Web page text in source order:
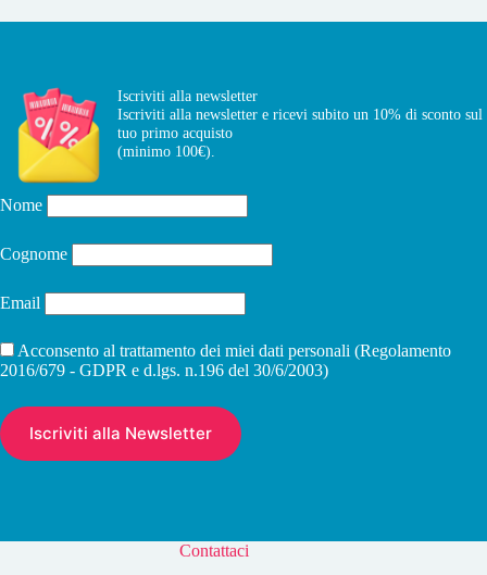
Iscriviti alla newsletter
Iscriviti alla newsletter e ricevi subito un 10% di sconto sul
tuo primo acquisto
(minimo 100€).
Nome
Cognome
Email
Acconsento al trattamento dei miei dati personali (Regolamento
2016/679 - GDPR e d.lgs. n.196 del 30/6/2003)
Contattaci